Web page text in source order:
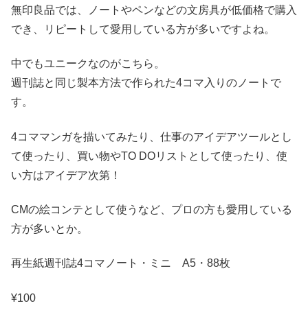
無印良品では、ノートやペンなどの文房具が低価格で購入
でき、リピートして愛用している方が多いですよね。
中でもユニークなのがこちら。
週刊誌と同じ製本方法で作られた4コマ入りのノートで
す。
4コママンガを描いてみたり、仕事のアイデアツールとし
て使ったり、買い物やTO DOリストとして使ったり、使
い方はアイデア次第！
CMの絵コンテとして使うなど、プロの方も愛用している
方が多いとか。
再生紙週刊誌4コマノート・ミニ A5・88枚
¥100